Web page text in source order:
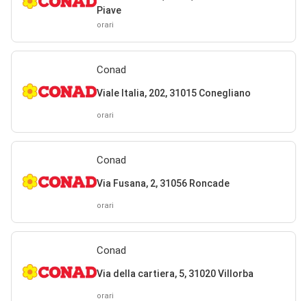
Piave
orari
Conad
Viale Italia, 202, 31015 Conegliano
orari
Conad
Via Fusana, 2, 31056 Roncade
orari
Conad
Via della cartiera, 5, 31020 Villorba
orari